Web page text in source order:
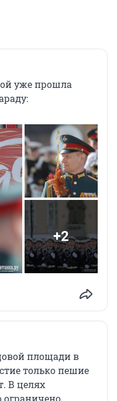
уже прошла
+2
площади в
только пешие
В целях
ограничено